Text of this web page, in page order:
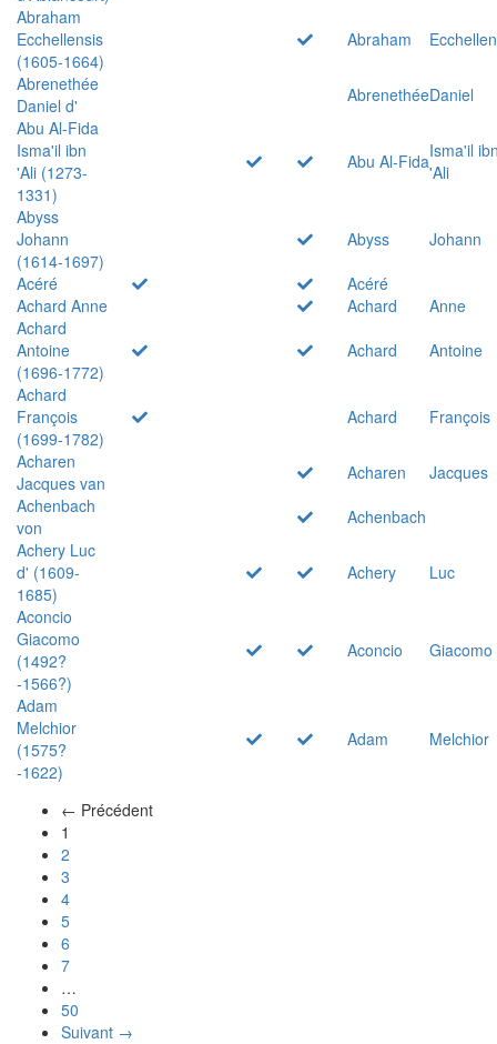
Abraham
Ecchellensis
(1605-1664)
Abraham
Abrenethée
Daniel d'
AbrenethéeDaniel
Abu Al-Fida
Isma'il ibn
'Ali (1273-
1331)
Abu Al-FidaIsma'il
'Ali
Abyss
Johann
(1614-1697)
Abyss
Johann
Acéré
Acéré
Achard Anne
Achard
Anne
Achard
Antoine
(1696-1772)
Achard
Antoine
Achard
François
(1699-1782)
Achard
François
Acharen
Jacques van
Acharen
Jacques
Achenbach
von
Achenbach
Achery Luc
d' (1609-
1685)
Achery
Luc
Aconcio
Giacomo
(1492?
-1566?)
Aconcio Giacomo
Adam
Melchior
(1575?
-1622)
Adam Melchior
← Précédent
1
2
3
4
5
6
7
…
50
Suivant →